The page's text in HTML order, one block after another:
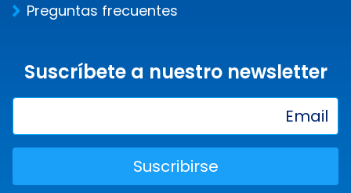
Preguntas frecuentes
Suscríbete a nuestro newsletter
Suscribirse